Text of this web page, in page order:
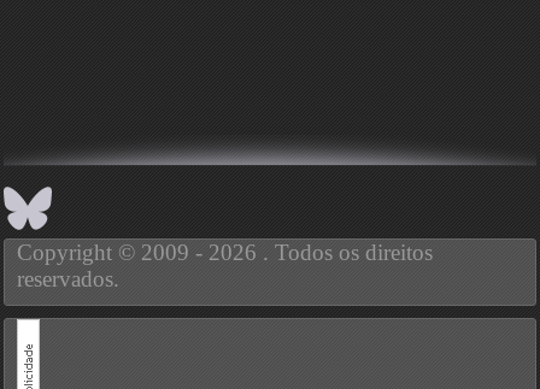
Copyright © 2009 - 2026 . Todos os direitos
reservados.